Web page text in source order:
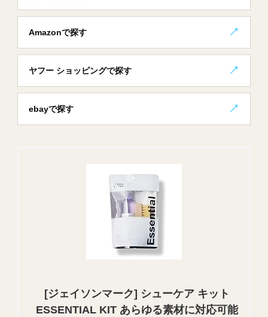
Amazonで探す
ヤフー ショッピングで探す
ebayで探す
[ジェイソンマーク] シューケア キット
ESSENTIAL KIT あらゆる素材に対応可能